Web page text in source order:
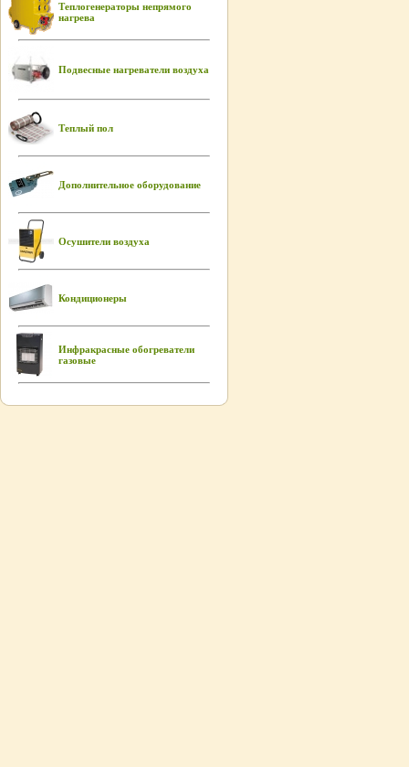
Теплогенераторы непрямого
нагрева
Подвесные нагреватели воздуха
Теплый пол
Дополнительное оборудование
Осушители воздуха
Кондиционеры
Инфракрасные обогреватели
газовые